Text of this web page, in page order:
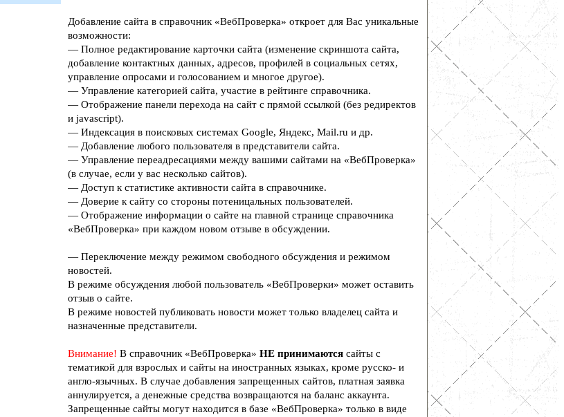
Добавление сайта в справочник «ВебПроверка» откроет для Вас уникальные
возможности:
— Полное редактирование карточки сайта (изменение скриншота сайта,
добавление контактных данных, адресов, профилей в социальных сетях,
управление опросами и голосованием и многое другое).
— Управление категорией сайта, участие в рейтинге справочника.
— Отображение панели перехода на сайт с прямой ссылкой (без редиректов
и javascript).
— Индексация в поисковых системах Google, Яндекс, Mail.ru и др.
— Добавление любого пользователя в представители сайта.
— Управление переадресациями между вашими сайтами на «ВебПроверка»
(в случае, если у вас несколько сайтов).
— Доступ к статистике активности сайта в справочнике.
— Доверие к сайту со стороны потеницальных пользователей.
— Отображение информации о сайте на главной странице справочника
«ВебПроверка» при каждом новом отзыве в обсуждении.
— Переключение между режимом свободного обсуждения и режимом
новостей.
В режиме обсуждения любой пользователь «ВебПроверки» может оставить
отзыв о сайте.
В режиме новостей публиковать новости может только владелец сайта и
назначенные представители.
Внимание! В справочник «ВебПроверка» НЕ принимаются сайты с
тематикой для взрослых и сайты на иностранных языках, кроме русско- и
англо-язычных. В случае добавления запрещенных сайтов, платная заявка
аннулируется, а денежные средства возвращаются на баланс аккаунта.
Запрещенные сайты могут находится в базе «ВебПроверка» только в виде